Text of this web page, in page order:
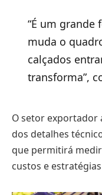
“É um grande
muda o
calçados
transforma”,
O setor exportador
dos detalhes
que permitirá
custos e